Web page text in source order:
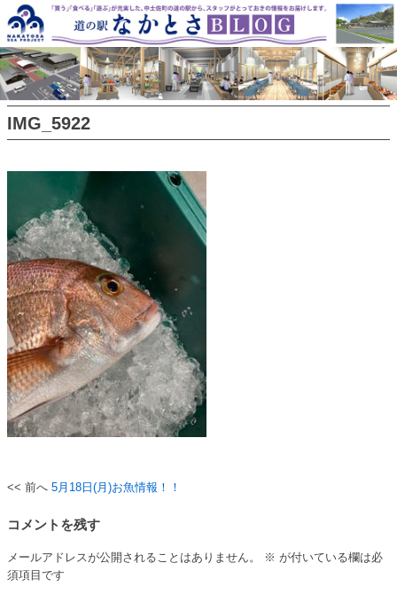
Skip
to
content
IMG_5922
投
稿
ビ
5月18日(月)お魚情報！！
コメントを残す
メールアドレスが公開されることはありません。 ※ が付いている欄は必
須項目です